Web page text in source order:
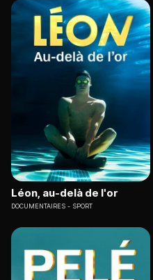
Léon, au-delà de l'or
DOCUMENTAIRES SPORT